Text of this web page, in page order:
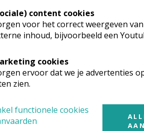
dedoopselcatechesetijdens een
van uw kind) waar u met uw
zegening, kunt u op het
te leggen. Ook de nodige
wel al een
(en kort voor de viering van het
of diaken die het doopsel
content cookies
voor het correct weergeven
inhoud, bijvoorbeeld een
cookies
ervoor dat we je advertenties
zien.
functionele cookies